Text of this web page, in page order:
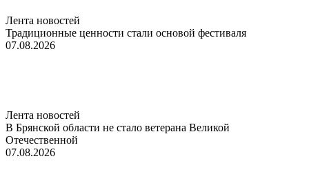
Лента новостей
Традиционные ценности стали основой фестиваля
07.08.2026
Лента новостей
В Брянской области не стало ветерана Великой
Отечественной
07.08.2026